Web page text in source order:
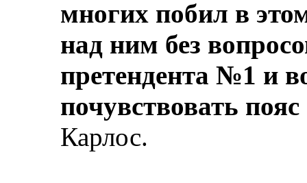
многих побил в
над ним без
претендента №1 и
почувствовать
Карлос.